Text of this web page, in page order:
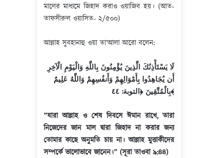
মালের মাধ্যমে জিহাদ করাও ওয়াজিব হয়। (আত-
তাফসীরুল ওয়াসিত- ২/৫০০)
আল্লাহ সুবহানাহু ওয়া তা‘আলা আরো বলেন:
لَا يَسْتَأْذِنُكَ الَّذِينَ يُؤْمِنُونَ بِاللَّهِ وَالْيَوْمِ الْآخِرِ
أَن يُجَاهِدُوا بِأَمْوَالِهِمْ وَأَنفُسِهِمْ وَاللَّهُ عَلِيمٌ
بِالْمُتَّقِينَ ﴿التوبة: ٤٤﴾
“যারা আল্লাহ ও শেষ দিবসে ঈমান রাখে,তারা
নিজেদের জান মাল দ্বারা জিহাদ না করার জন্য
তোমার কাছে অনুমতি চায় না। আল্লাহ মুত্তাকীদের
সম্পর্কে ভালোভাবে জানেন।” (সূরা তাওবা ৯:৪৪)